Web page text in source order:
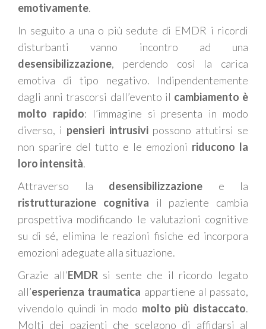
emotivamente.
In seguito a una o più sedute di EMDR i ricordi
disturbantivanno incontro ad una
desensibilizzazione, perdendo così la carica
emotiva di tipo negativo. Indipendentemente
dagli anni trascorsi dall’evento il cambiamento è
molto rapido: l’immagine si presenta in modo
diverso, i pensieri intrusivipossono attutirsi se
non sparire del tutto e le emozioni riducono la
loro intensità.
Attraverso la desensibilizzazione e la
ristrutturazione cognitiva il paziente cambia
prospettiva modificando le valutazioni cognitive
su di sé, elimina le reazioni fisiche ed incorpora
emozioni adeguate alla situazione.
Grazie all’EMDRsi sente che il ricordo legato
all’esperienza traumatica appartiene al passato,
vivendolo quindi in modo molto più distaccato.
Molti dei pazienti che scelgono di affidarsi al